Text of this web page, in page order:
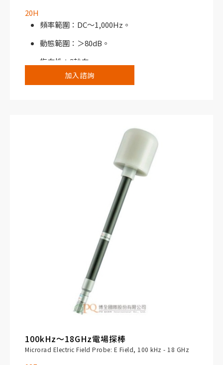
20H
頻率範圍：DC～1,000Hz。
動態範圍：＞80dB。
指向性：3軸向。
靈敏度：＞1mT。
典型應用：磁共振成像（MRI）、電鍍處理、鐵
路供電設備、金屬加工。
加入諮詢
100kHz～18GHz電場探棒
Microrad Electric Field Probe: E Field, 100 kHz - 18 GHz